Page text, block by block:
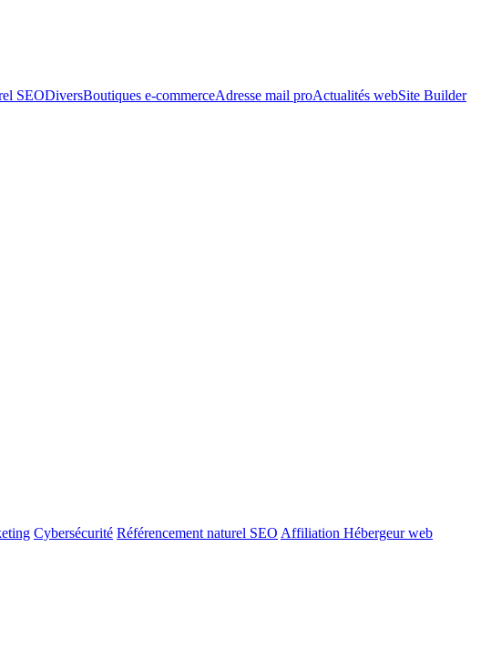
SEODiversBoutiques e-commerceAdresse mail proActualités webSite Builder
Cybersécurité Référencement naturel SEO Affiliation Hébergeur web